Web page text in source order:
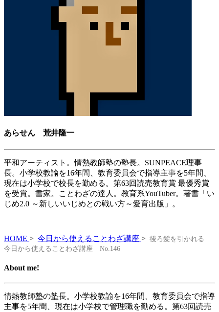
あらせん 荒井隆一
平和アーティスト。情熱教師塾の塾長。SUNPEACE理事
長。小学校教諭を16年間、教育委員会で指導主事を5年間、
現在は小学校で校長を勤める。第63回読売教育賞 最優秀賞
を受賞。書家。ことわざの達人。教育系YouTuber。著書「い
じめ2.0 ～新しいいじめとの戦い方～愛育出版」。
HOME > 今日から使えることわざ講座 > 後ろ髪を引かれる
今日から使えることわざ講座 No.146
About me!
情熱教師塾の塾長。小学校教諭を16年間、教育委員会で指導
主事を5年間、現在は小学校で管理職を勤める。第63回読売